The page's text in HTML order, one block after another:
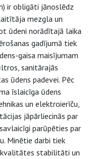
ir obligāti jānoslēdz
mezgla un
ūdeni norādītajā laika
gadījumā tiek
gaisa maisījumam
sanitārajās
ūdens padevei. Pēc
īslaicīga ūdens
un elektroierīču,
jāpārliecinās par
parūpēties par
Minētie darbi tiek
stabilitāti un